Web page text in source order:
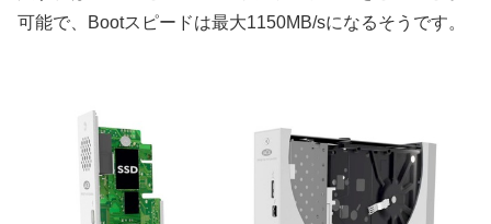
可能で、Bootスピードは最大1150MB/sになるそうです。